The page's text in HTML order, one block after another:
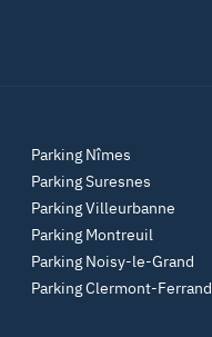
Parking Nîmes
Parking Suresnes
Parking Villeurbanne
Parking Montreuil
Parking Noisy-le-Grand
Parking Clermont-Ferrand